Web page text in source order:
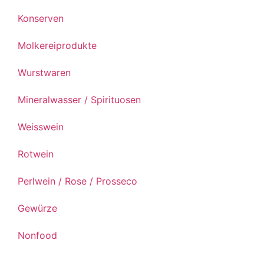
Konserven
Molkereiprodukte
Wurstwaren
Mineralwasser / Spirituosen
Weisswein
Rotwein
Perlwein / Rose / Prosseco
Gewürze
Nonfood